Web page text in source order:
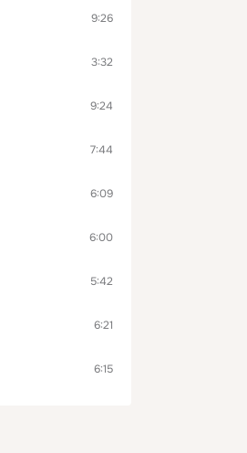
9:26
3:32
9:24
7:44
6:09
6:00
5:42
6:21
6:15